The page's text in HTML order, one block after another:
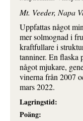
Mt. Veeder, Napa
Uppfattas något
mer solmognad i
kraftfullare i
tanniner. En flaska
något mjukare,
vinerna från 2007
mars 2022.
Lagringstid:
Poäng: